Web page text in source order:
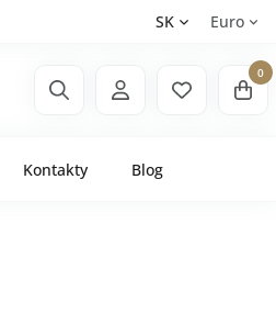
SK Euro
0
Kontakty Blog